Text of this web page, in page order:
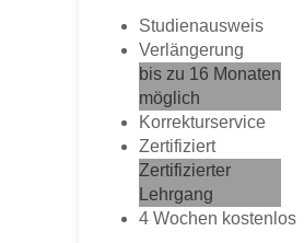
Studienausweis
Verlängerung
bis zu 16 Monaten
möglich
Korrekturservice
Zertifiziert
Zertifizierter
Lehrgang
4 Wochen kostenlos